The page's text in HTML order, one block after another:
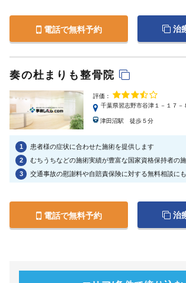
電話で無料予約 治
奏の杜まりも整骨院
評価：
千葉県習志野市谷津１－１７－
津田沼駅 徒歩５分
1
患者様の症状に合わせた施術を提供します
2
むちうちなどの施術実績が豊富な国家資格保持者の
3
交通事故の慰謝料や自賠責保険に対する無料相談に
電話で無料予約 治